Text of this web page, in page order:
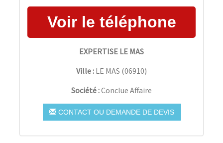
EXPERTISE LE MAS
Ville : LE MAS (06910)
Société :Conclue Affaire
CONTACT OU DEMANDE DE DEVIS